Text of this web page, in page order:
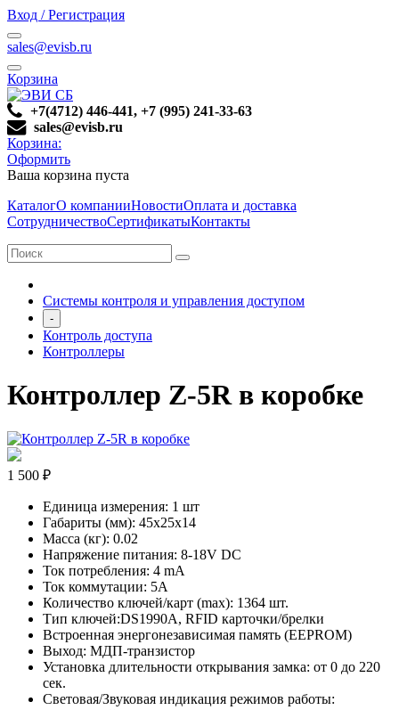
Вход / Регистрация
sales@evisb.ru
Корзина
+7(4712) 446-441, +7 (995) 241-33-63
sales@evisb.ru
Корзина:
Оформить
Ваша корзина пуста
КаталогО компанииНовостиОплата и доставка
СотрудничествоСертификатыКонтакты
Системы контроля и управления доступом
-
Контроль доступа
Контроллеры
Контроллер Z-5R в коробке
1 500 ₽
Единица измерения: 1 шт
Габариты (мм): 45x25x14
Масса (кг): 0.02
Напряжение питания: 8-18V DC
Ток потребления: 4 mA
Ток коммутации: 5А
Количество ключей/карт (max): 1364 шт.
Тип ключей:DS1990A, RFID карточки/брелки
Встроенная энергонезависимая память (EEPROM)
Выход: МДП-транзистор
Установка длительности открывания замка: от 0 до 220
cек.
Световая/Звуковая индикация режимов работы: